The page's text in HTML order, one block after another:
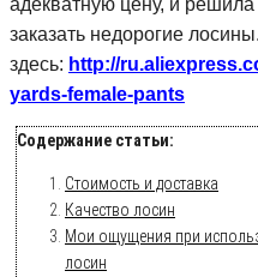
заказать недорогие
здесь: http://
yards-female-pants
Содержание статьи:
Стоимость и доставка
Качество лосин
Мои ощущения при
лосин